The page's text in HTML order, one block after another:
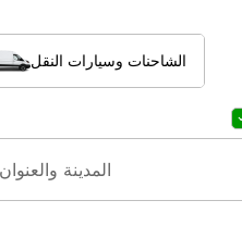
الشاحنات وسيارات النقل